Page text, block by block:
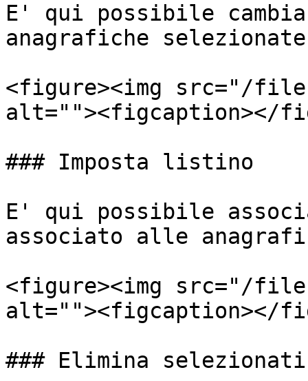
E' qui possibile
anagrafiche
<figure><img src="/files/
alt=""><figcaption></
### Imposta listino
E' qui possibile
associato alle
<figure><img src="/files/
alt=""><figcaption></
### Elimina selezionati